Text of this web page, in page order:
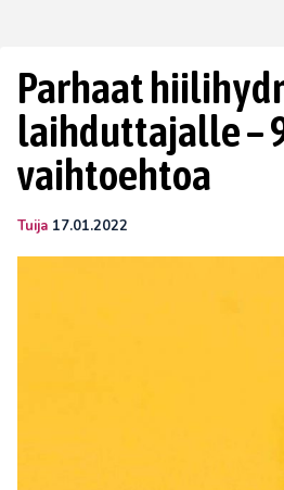
Parhaat
laihduttajalle –
vaihtoehtoa
Tuija 17.01.2022